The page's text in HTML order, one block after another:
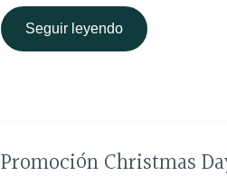
Seguir leyendo
Promoción Christmas